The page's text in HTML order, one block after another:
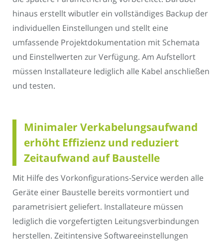
hinaus erstellt wibutler ein vollständiges Backup der
individuellen Einstellungen und stellt eine
umfassende Projektdokumentation mit Schemata
und Einstellwerten zur Verfügung. Am Aufstellort
müssen Installateure lediglich alle Kabel anschließen
und testen.
Minimaler Verkabelungsaufwand
erhöht Effizienz und reduziert
Zeitaufwand auf Baustelle
Mit Hilfe des Vorkonfigurations-Service werden alle
Geräte einer Baustelle bereits vormontiert und
parametrisiert geliefert. Installateure müssen
lediglich die vorgefertigten Leitungsverbindungen
herstellen. Zeitintensive Softwareeinstellungen